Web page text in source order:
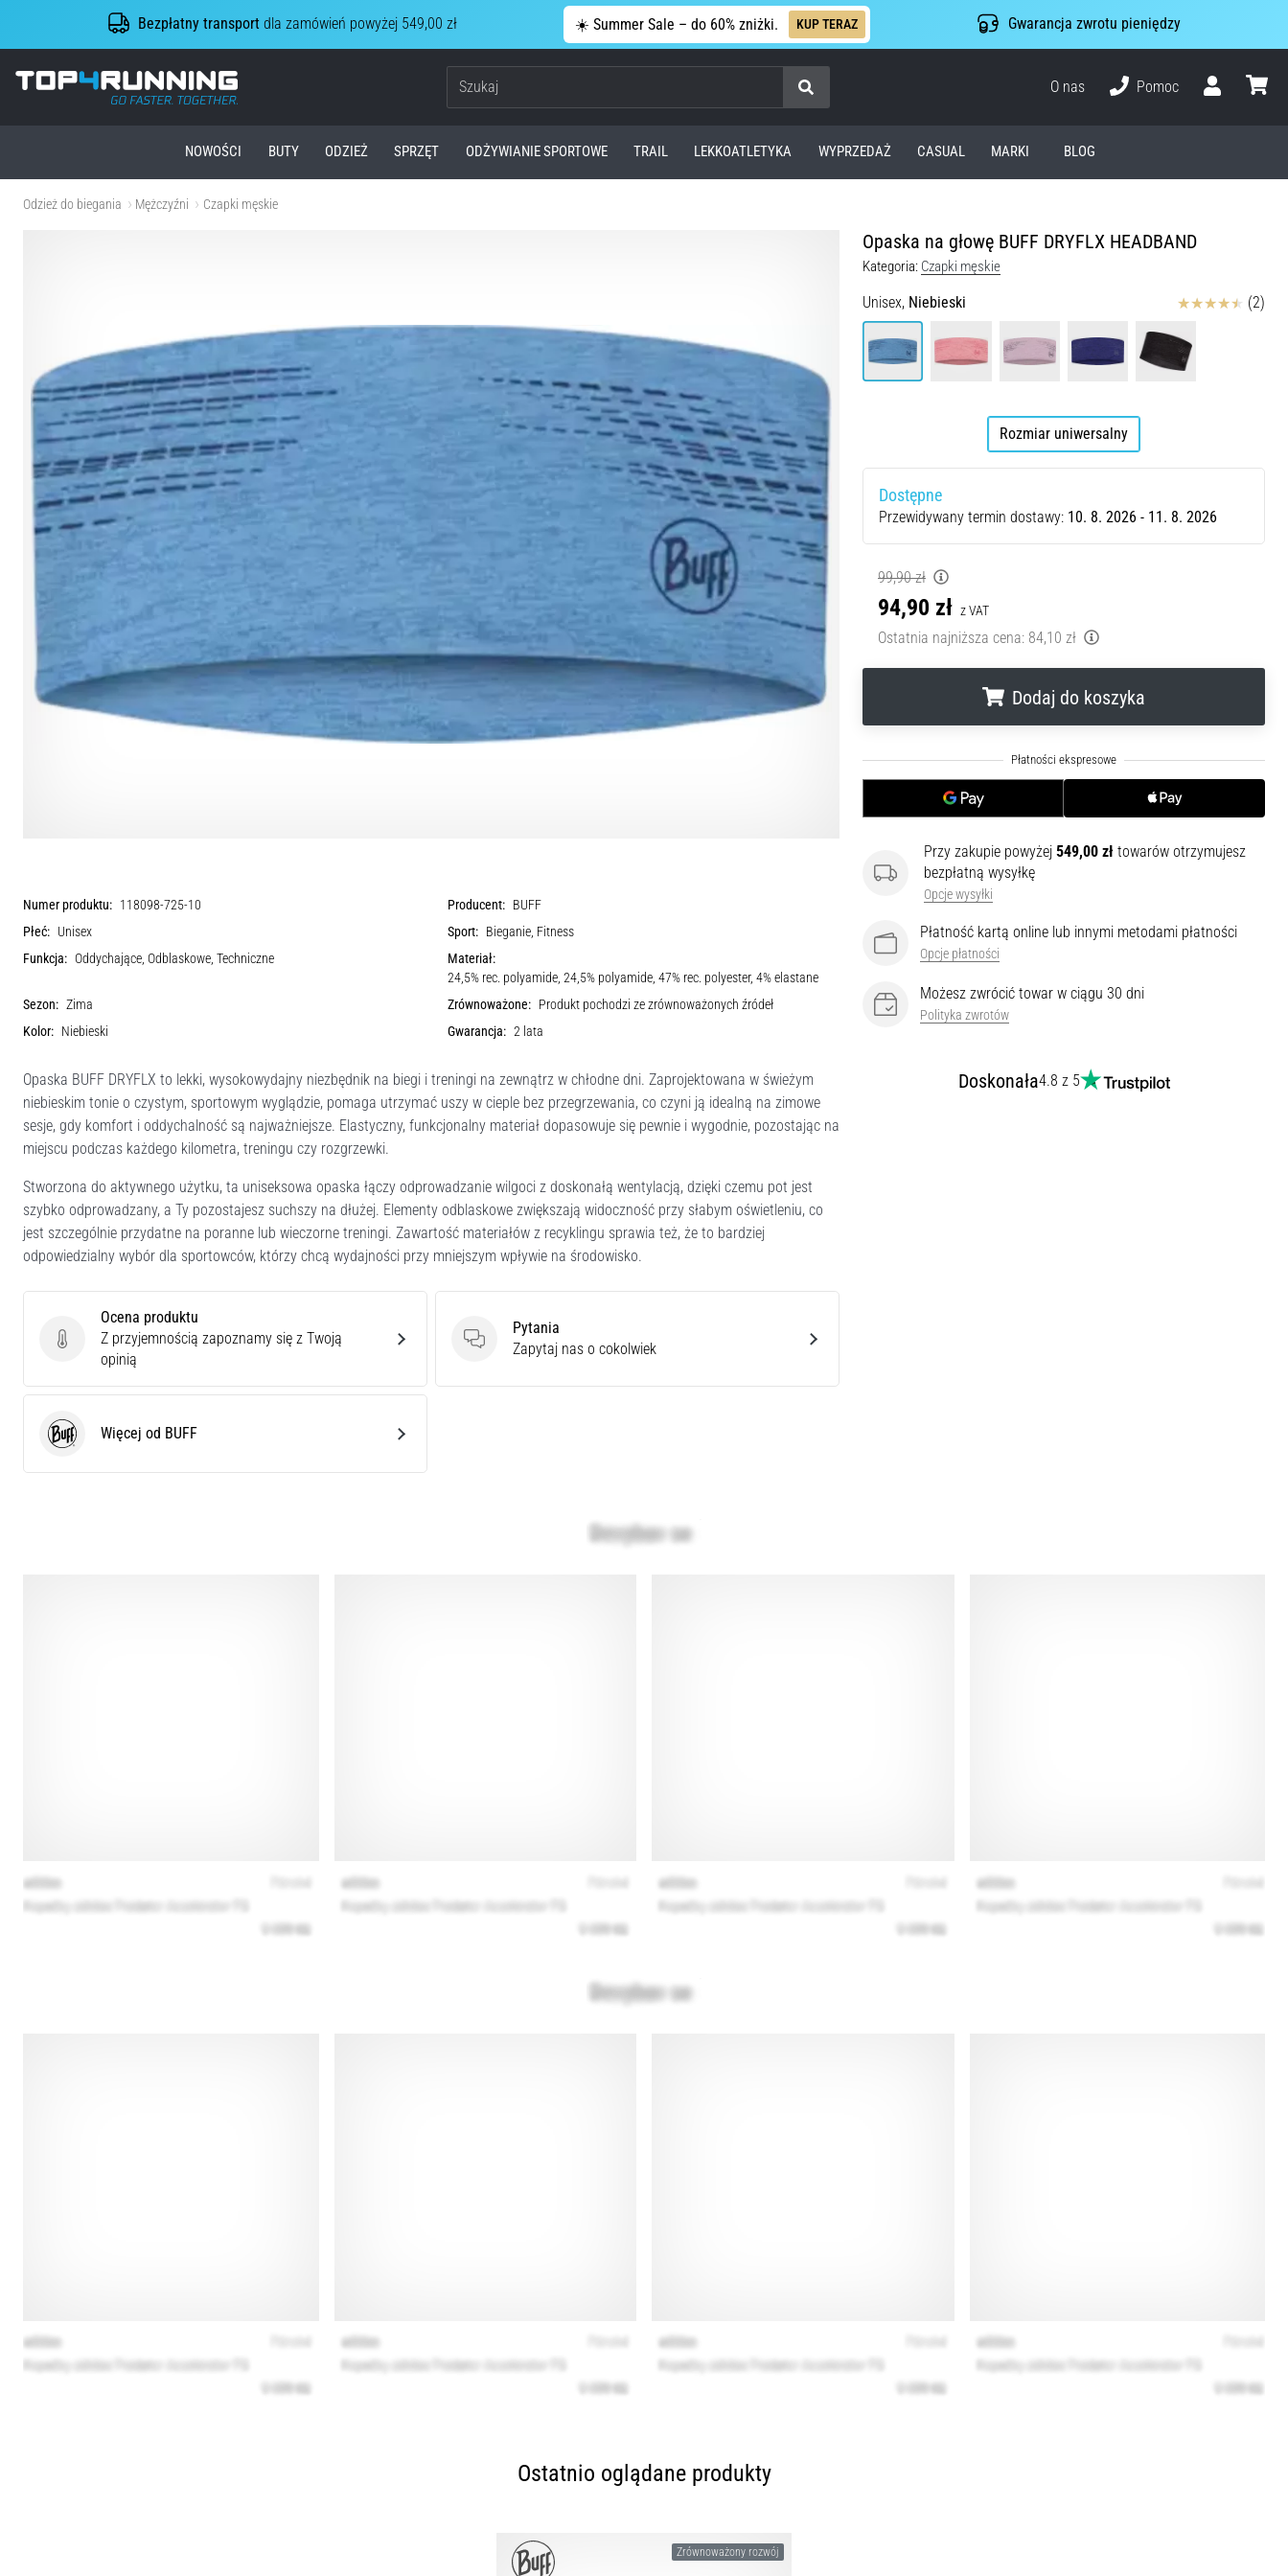
Bezpłatny transportdla zamówień powyżej 549,00 zł ☀️ Summer Sale – do 60% zniżki. KUP TERAZ Gwarancja zwrotu pieniędzy
Top4Running.pl
Szukaj
O nas
Pomoc
NOWOŚCI BUTY ODZIEŻ SPRZĘT ODŻYWIANIE SPORTOWE TRAIL LEKKOATLETYKA WYPRZEDAŻ CASUAL MARKI BLOG
Odzież do biegania Mężczyźni Czapki męskie
Opaska na głowę BUFF DRYFLX HEADBAND
Kategoria: Czapki męskie
Unisex, Niebieski Ocena (2)
Rozmiar uniwersalny
Dostępne
Przewidywany termin dostawy: 10. 8. 2026 - 11. 8. 2026
99,90 zł
94,90 zł z VAT
Ostatnia najniższa cena: 84,10 zł
Dodaj do koszyka
Przy zakupie powyżej 549,00 zł towarów otrzymujesz
bezpłatną wysyłkę
Opcje wysyłki
Płatność kartą online lub innymi metodami płatności
Opcje płatności
Możesz zwrócić towar w ciągu 30 dni
Polityka zwrotów
Doskonała4.8 z 5
Numer produktu: 118098-725-10 Producent: BUFF
Płeć: Unisex Sport: Bieganie, Fitness
Funkcja: Oddychające, Odblaskowe, Techniczne
Materiał:
24,5% rec. polyamide, 24,5% polyamide, 47% rec. polyester, 4% elastane
Sezon: Zima Zrównoważone: Produkt pochodzi ze zrównoważonych źródeł
Kolor: Niebieski Gwarancja: 2 lata
Opaska BUFF DRYFLX to lekki, wysokowydajny niezbędnik na biegi i treningi na zewnątrz w chłodne dni. Zaprojektowana w świeżym
niebieskim tonie o czystym, sportowym wyglądzie, pomaga utrzymać uszy w cieple bez przegrzewania, co czyni ją idealną na zimowe
sesje, gdy komfort i oddychalność są najważniejsze. Elastyczny, funkcjonalny materiał dopasowuje się pewnie i wygodnie, pozostając na
miejscu podczas każdego kilometra, treningu czy rozgrzewki.
Stworzona do aktywnego użytku, ta uniseksowa opaska łączy odprowadzanie wilgoci z doskonałą wentylacją, dzięki czemu pot jest
szybko odprowadzany, a Ty pozostajesz suchszy na dłużej. Elementy odblaskowe zwiększają widoczność przy słabym oświetleniu, co
jest szczególnie przydatne na poranne lub wieczorne treningi. Zawartość materiałów z recyklingu sprawia też, że to bardziej
odpowiedzialny wybór dla sportowców, którzy chcą wydajności przy mniejszym wpływie na środowisko.
Ocena produktu
Ocena produktu
Z przyjemnością zapoznamy się z Twoją
opinią
Pytania
Pytania
Zapytaj nas o cokolwiek
BUFF Więcej od BUFF
Ostatnio oglądane produkty
Zrównoważony rozwój